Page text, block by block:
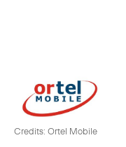
Credits: Ortel Mobile